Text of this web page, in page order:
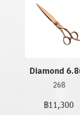
Diamond
268
฿11,300